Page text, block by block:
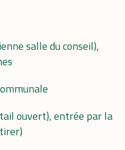
salle du conseil),
ouvert), entrée par la